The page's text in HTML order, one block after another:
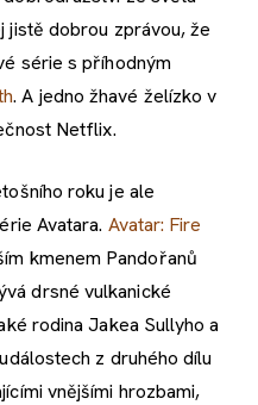
jistě dobrou zprávou, že
série s příhodným
. A jedno žhavé želízko v
Netflix.
roku je ale
Avatara. Avatar: Fire
kmenem Pandořanů
drsné vulkanické
rodina Jakea Sullyho a
z druhého dílu
vnějšími hrozbami,